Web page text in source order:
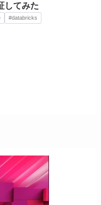
してみた
#databricks